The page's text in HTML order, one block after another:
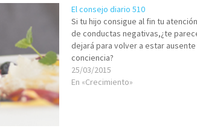
El consejo diario 510
Si tu hijo consigue al fin tu
de conductas negativas,¿te
dejará para volver a estar
conciencia?
25/03/2015
En «Crecimiento»